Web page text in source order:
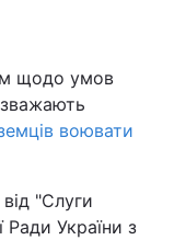
щодо умов
зважають
воювати
"Слуги
Ради України з